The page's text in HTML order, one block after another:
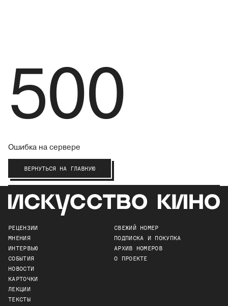
500
Ошибка на сервере
ВЕРНУТЬСЯ НА ГЛАВНУЮ
РЕЦЕНЗИИ
МНЕНИЯ
ИНТЕРВЬЮ
СОБЫТИЯ
НОВОСТИ
КАРТОЧКИ
ЛЕКЦИИ
ТЕКСТЫ
СВЕЖИЙ НОМЕР
ПОДПИСКА И ПОКУПКА
АРХИВ НОМЕРОВ
О ПРОЕКТЕ